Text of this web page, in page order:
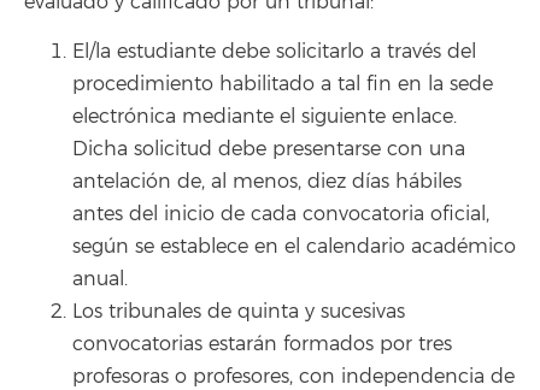
El/la estudiante debe solicitarlo a través del
procedimiento habilitado a tal fin en la sede
electrónica mediante el siguiente enlace.
Dicha solicitud debe presentarse con una
antelación de, al menos, diez días hábiles
antes del inicio de cada convocatoria oficial,
según se establece en el calendario académico
anual.
Los tribunales de quinta y sucesivas
convocatorias estarán formados por tres
profesoras o profesores, con independencia de